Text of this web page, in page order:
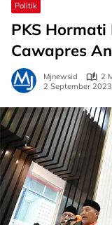
Politik
PKS
Cawapres
Mjnewsid
2
2 September 2023